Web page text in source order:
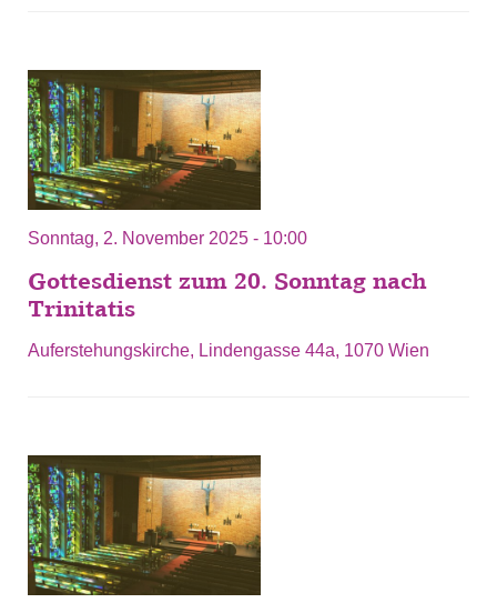
Sonntag, 2. November 2025 - 10:00
Gottesdienst zum 20. Sonntag nach
Trinitatis
Auferstehungskirche, Lindengasse 44a, 1070 Wien